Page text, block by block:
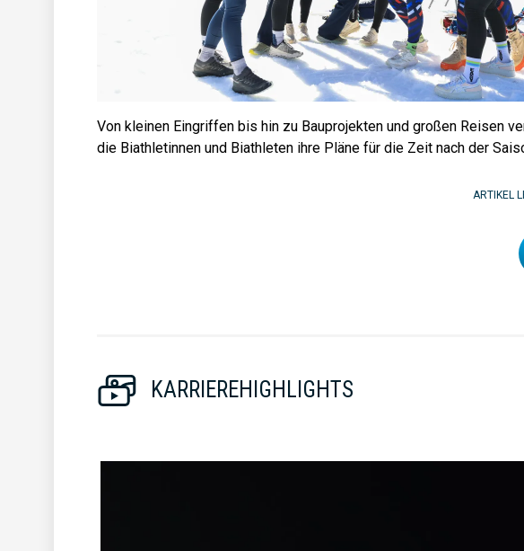
Von kleinen Eingriffen bis hin zu Bauprojekten und großen Reisen
die Biathletinnen und Biathleten ihre Pläne für die Zeit nach der
ARTIKEL
KARRIEREHIGHLIGHTS